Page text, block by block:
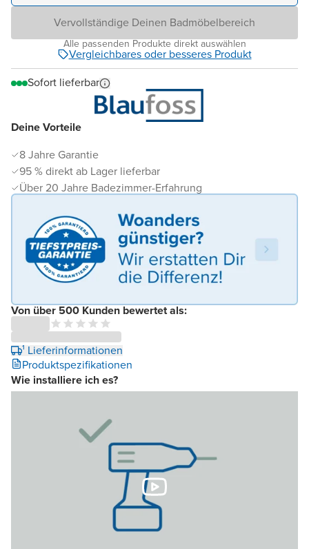
Deine Vorteile
8 Jahre Garantie
95 % direkt ab Lager lieferbar
Über 20 Jahre Badezimmer-Erfahrung
Von über 500 Kunden bewertet als:
¹ Lieferinformationen
Produktspezifikationen
Wie installiere ich es?
Vervollständige Deinen Badmöbelbereich
Alle passenden Produkte direkt auswählen
Vergleichbares oder besseres Produkt
Sofort lieferbar